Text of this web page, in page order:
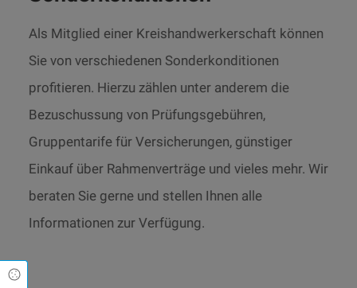
Als Mitglied einer Kreishandwerkerschaft können
Sie von verschiedenen Sonderkonditionen
profitieren. Hierzu zählen unter anderem die
Bezuschussung von Prüfungsgebühren,
Gruppentarife für Versicherungen, günstiger
Einkauf über Rahmenverträge und vieles mehr. Wir
beraten Sie gerne und stellen Ihnen alle
Informationen zur Verfügung.